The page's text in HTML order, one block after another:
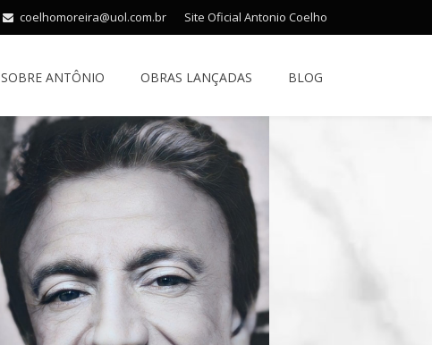
coelhomoreira@uol.com.br Site Oficial Antonio Coelho
SOBRE ANTÔNIO OBRAS LANÇADAS BLOG